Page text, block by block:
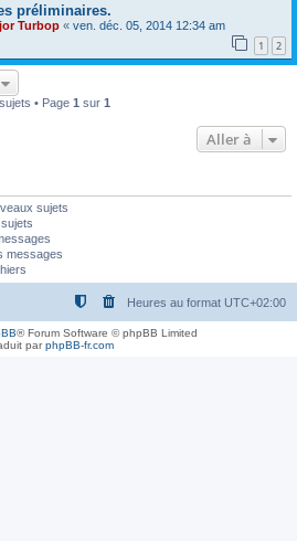
préliminaires.
Turbop « ven. déc. 05, 2014 12:34 am
1 2
• Page 1 sur 1
Aller à
sujets
messages
Heures au format UTC+02:00
® Forum Software © phpBB Limited
parphpBB-fr.com